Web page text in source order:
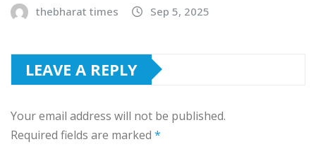
thebharat times Sep 5, 2025
LEAVE A REPLY
Your email address will not be published.
Required fields are marked *